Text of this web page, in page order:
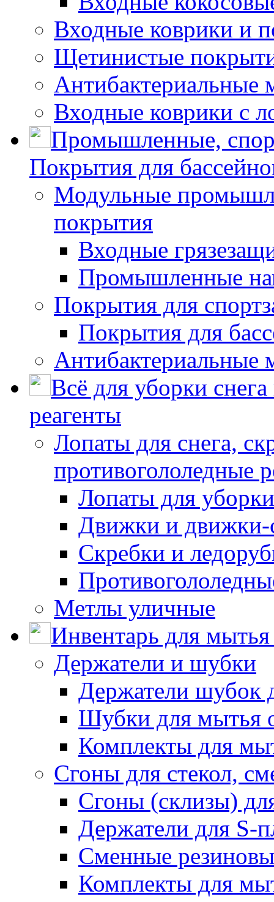
Входные коврики и
Щетинистые
Антибактериальные
Входные коврики с
Промышленные,
Покрытия для
Модульные
покрытия
Входные
Промышленные
Покрытия для
Покрытия для
Антибактериальные
Всё для уборки
реагенты
Лопаты для снега,
противогололедные
Лопаты для
Движки и движки-
Скребки и
Метлы уличные
Инвентарь для мытья
Держатели и шубки
Держатели шубок
Шубки для мытья
Комплекты для
Сгоны для стекол,
Сгоны (склизы)
Держатели для S-
Сменные
Комплекты для